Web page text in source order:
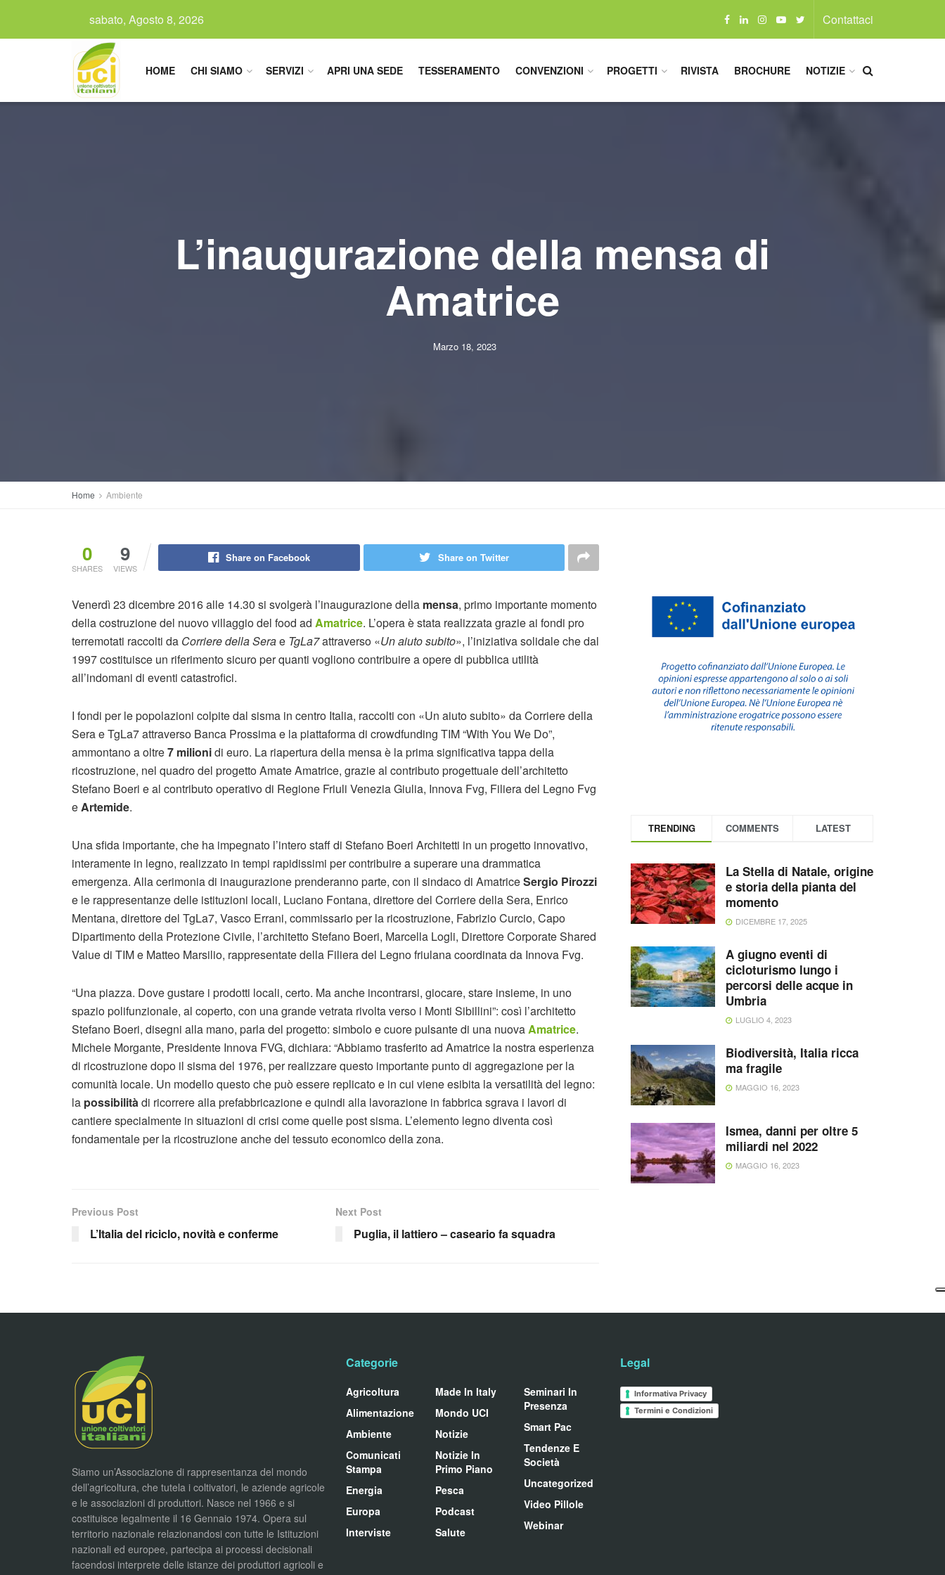
sabato, Agosto 8, 2026 Contattaci
HOME CHI SIAMO SERVIZI APRI UNA SEDE TESSERAMENTO CONVENZIONI PROGETTI RIVISTA BROCHURE NOTIZIE
L’inaugurazione della mensa di
Amatrice
Marzo 18, 2023
Home Ambiente
0
SHARES
9
VIEWS
Share on Facebook Share on Twitter
Venerdì 23 dicembre 2016 alle 14.30 si svolgerà l’inaugurazione della mensa, primo importante momento
della costruzione del nuovo villaggio del food ad Amatrice. L’opera è stata realizzata grazie ai fondi pro
terremotati raccolti da Corriere della Serae TgLa7attraverso «Un aiuto subito», l’iniziativa solidale che dal
1997 costituisce un riferimento sicuro per quanti vogliono contribuire a opere di pubblica utilità
all’indomani di eventi catastrofici.
I fondi per le popolazioni colpite dal sisma in centro Italia, raccolti con «Un aiuto subito» da Corriere della
Sera e TgLa7 attraverso Banca Prossima e la piattaforma di crowdfunding TIM “With You We Do”,
ammontano a oltre7 milionidi euro. La riapertura della mensa è la prima significativa tappa della
ricostruzione, nel quadro del progetto Amate Amatrice, grazie al contributo progettuale dell’architetto
Stefano Boeri e al contributo operativo di Regione Friuli Venezia Giulia, Innova Fvg, Filiera del Legno Fvg
eArtemide.
Una sfida importante, che ha impegnato l’intero staff di Stefano Boeri Architetti in un progetto innovativo,
interamente in legno, realizzato in tempi rapidissimi per contribuire a superare una drammatica
emergenza. Alla cerimonia di inaugurazione prenderanno parte, con il sindaco di AmatriceSergio Pirozzi
e le rappresentanze delle istituzioni locali, Luciano Fontana, direttore del Corriere della Sera, Enrico
Mentana, direttore del TgLa7, Vasco Errani, commissario per la ricostruzione, Fabrizio Curcio, Capo
Dipartimento della Protezione Civile, l’architetto Stefano Boeri, Marcella Logli, Direttore Corporate Shared
Value di TIM e Matteo Marsilio, rappresentate della Filiera del Legno friulana coordinata da Innova Fvg.
“Una piazza. Dove gustare i prodotti locali, certo. Ma anche incontrarsi, giocare, stare insieme, in uno
spazio polifunzionale, al coperto, con una grande vetrata rivolta verso i Monti Sibillini”: così l’architetto
Stefano Boeri, disegni alla mano, parla del progetto: simbolo e cuore pulsante di una nuovaAmatrice.
Michele Morgante, Presidente Innova FVG, dichiara: “Abbiamo trasferito ad Amatrice la nostra esperienza
di ricostruzione dopo il sisma del 1976, per realizzare questo importante punto di aggregazione per la
comunità locale. Un modello questo che può essere replicato e in cui viene esibita la versatilità del legno:
la possibilitàdi ricorrere alla prefabbricazione e quindi alla lavorazione in fabbrica sgrava i lavori di
cantiere specialmente in situazioni di crisi come quelle post sisma. L’elemento legno diventa così
fondamentale per la ricostruzione anche del tessuto economico della zona.
Previous Post
L’Italia del riciclo, novità e conferme
Next Post
Puglia, il lattiero – caseario fa squadra
TRENDING COMMENTS LATEST
La Stella di Natale, origine
e storia della pianta del
momento
DICEMBRE 17, 2025
A giugno eventi di
cicloturismo lungo i
percorsi delle acque in
Umbria
LUGLIO 4, 2023
Biodiversità, Italia ricca
ma fragile
MAGGIO 16, 2023
Ismea, danni per oltre 5
miliardi nel 2022
MAGGIO 16, 2023
Siamo un’Associazione di rappresentanza del mondo
dell’agricoltura, che tutela i coltivatori, le aziende agricole
e le associazioni di produttori. Nasce nel 1966 e si
costituisce legalmente il 16 Gennaio 1974. Opera sul
territorio nazionale relazionandosi con tutte le Istituzioni
nazionali ed europee, partecipa ai processi decisionali
facendosi interprete delle istanze dei produttori agricoli e
Categorie
Agricoltura
Alimentazione
Ambiente
Comunicati
Stampa
Energia
Europa
Interviste
Made In Italy
Mondo UCI
Notizie
Notizie In
Primo Piano
Pesca
Podcast
Salute
Seminari In
Presenza
Smart Pac
Tendenze E
Società
Uncategorized
Video Pillole
Webinar
Legal
Informativa Privacy
Termini e Condizioni